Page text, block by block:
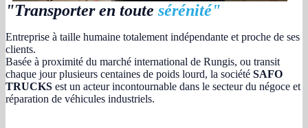
"Transporter en toute sérénité"
Entreprise à taille humaine totalement indépendante et proche de ses
clients.
Basée à proximité du marché international de Rungis, ou transit
chaque jour plusieurs centaines de poids lourd, la société SAFO
TRUCKS est un acteur incontournable dans le secteur du négoce et
réparation de véhicules industriels.